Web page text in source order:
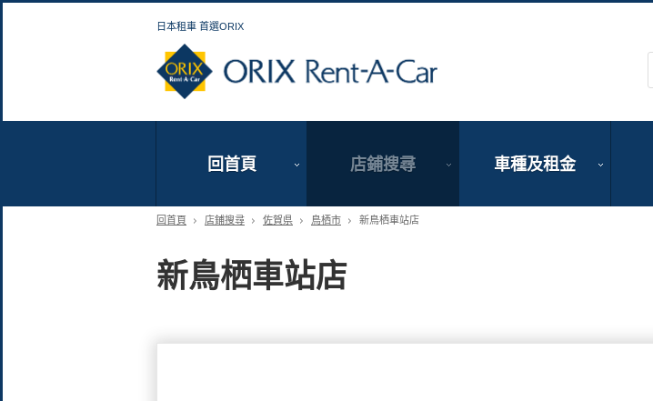
日本租車 首選ORIX
回首頁 店鋪搜尋 車種及租金
回首頁 店鋪搜尋 佐賀県 鳥栖市 新鳥栖車站店
新鳥栖車站店